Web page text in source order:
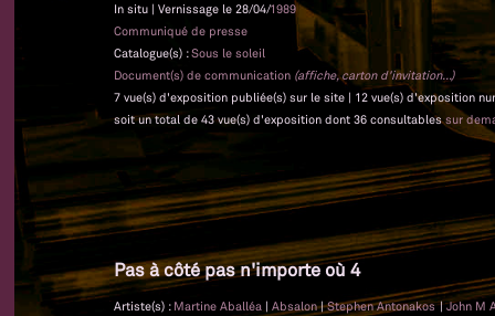
In situ | Vernissage le 28/04/1989
Communiqué de presse
Catalogue(s) :Sous le soleil
Document(s) de communication (affiche, carton d'invitation...)
7 vue(s) d'exposition publiée(s) sur le site | 12 vue(s) d'exposition
soit un total de 43 vue(s) d'exposition dont 36 consultablessur
Pas à côté pas n'importe où 4
Artiste(s) : Martine Aballéa |Absalon|Stephen Antonakos|John M